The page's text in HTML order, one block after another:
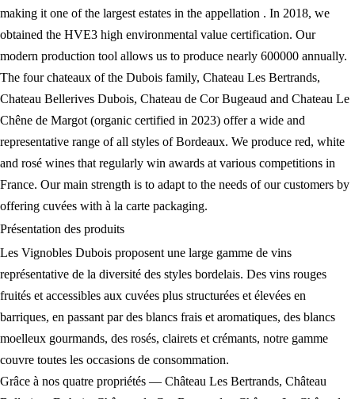
making it one of the largest estates in the appellation . In 2018, we
obtained the HVE3 high environmental value certification. Our
modern production tool allows us to produce nearly 600000 annually.
The four chateaux of the Dubois family, Chateau Les Bertrands,
Chateau Bellerives Dubois, Chateau de Cor Bugeaud and Chateau Le
Chêne de Margot (organic certified in 2023) offer a wide and
representative range of all styles of Bordeaux. We produce red, white
and rosé wines that regularly win awards at various competitions in
France. Our main strength is to adapt to the needs of our customers by
offering cuvées with à la carte packaging.
Présentation des produits
Les Vignobles Dubois proposent une large gamme de vins
représentative de la diversité des styles bordelais. Des vins rouges
fruités et accessibles aux cuvées plus structurées et élevées en
barriques, en passant par des blancs frais et aromatiques, des blancs
moelleux gourmands, des rosés, clairets et crémants, notre gamme
couvre toutes les occasions de consommation.
Grâce à nos quatre propriétés — Château Les Bertrands, Château